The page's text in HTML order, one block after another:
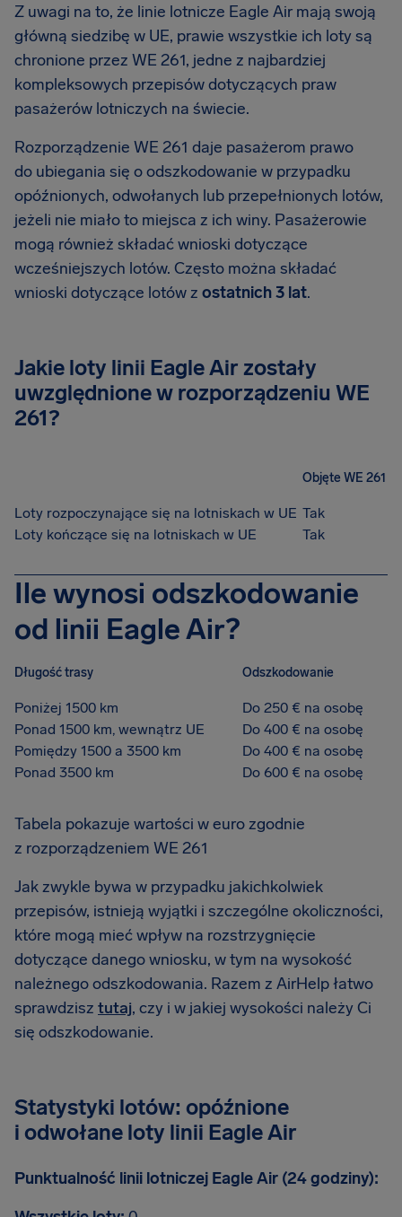
Z uwagi na to, że linie lotnicze Eagle Air mają swoją
główną siedzibę w UE, prawie wszystkie ich loty są
chronione przez WE 261, jedne z najbardziej
kompleksowych przepisów dotyczących praw
pasażerów lotniczych na świecie.
Rozporządzenie WE 261 daje pasażerom prawo
do ubiegania się o odszkodowanie w przypadku
opóźnionych, odwołanych lub przepełnionych lotów,
jeżeli nie miało to miejsca z ich winy. Pasażerowie
mogą również składać wnioski dotyczące
wcześniejszych lotów. Często można składać
wnioski dotyczące lotów z ostatnich 3 lat.
Jakie loty linii Eagle Air zostały
uwzględnione w rozporządzeniu WE
261?
Objęte WE 261
Loty rozpoczynające się na lotniskach w UE Tak
Loty kończące się na lotniskach w UE
Tak
Ile wynosi odszkodowanie
od linii Eagle Air?
Długość trasy Odszkodowanie
Poniżej 1500 km
Do 250 € na osobę
Ponad 1500 km, wewnątrz UE
Do 400 € na osobę
Pomiędzy 1500 a 3500 km
Do 400 € na osobę
Ponad 3500 km
Do 600 € na osobę
Tabela pokazuje wartości w euro zgodnie
z rozporządzeniem WE 261
Jak zwykle bywa w przypadku jakichkolwiek
przepisów, istnieją wyjątki i szczególne okoliczności,
które mogą mieć wpływ na rozstrzygnięcie
dotyczące danego wniosku, w tym na wysokość
należnego odszkodowania. Razem z AirHelp łatwo
sprawdzisz tutaj, czy i w jakiej wysokości należy Ci
się odszkodowanie.
Statystyki lotów: opóźnione
i odwołane loty linii Eagle Air
Punktualność linii lotniczej Eagle Air (24 godziny):